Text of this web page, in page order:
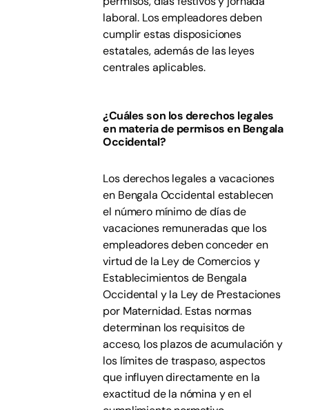
laboral. Los empleadores deben
cumplir estas disposiciones
estatales, además de las leyes
centrales aplicables.
¿Cuáles son los derechos legales
en materia de permisos en Bengala
Occidental?
Los derechos legales a vacaciones
en Bengala Occidental establecen
el número mínimo de días de
vacaciones remuneradas que los
empleadores deben conceder en
virtud de la Ley de Comercios y
Establecimientos de Bengala
Occidental y la Ley de Prestaciones
por Maternidad. Estas normas
determinan los requisitos de
acceso, los plazos de acumulación y
los límites de traspaso, aspectos
que influyen directamente en la
exactitud de la nómina y en el